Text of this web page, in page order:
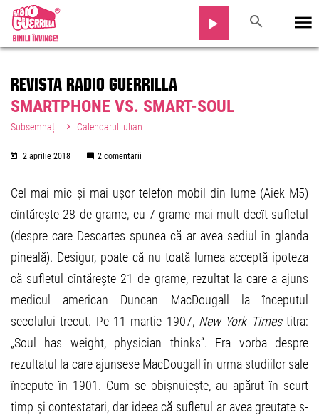
REVISTA RADIO GUERRILLA
SMARTPHONE VS. SMART-SOUL
Subsemnații Calendarul iulian
2 aprilie 2018 2 comentarii
Cel mai mic și mai ușor telefon mobil din lume (Aiek M5)
cîntărește 28 de grame, cu 7 grame mai mult decît sufletul
(despre care Descartes spunea că ar avea sediul în glanda
pineală). Desigur, poate că nu toată lumea acceptă ipoteza
că sufletul cîntărește 21 de grame, rezultat la care a ajuns
medicul american Duncan MacDougall la începutul
secolului trecut. Pe 11 martie 1907, New York Timestitra:
„Soul has weight, physician thinks“. Era vorba despre
rezultatul la care ajunsese MacDougall în urma studiilor sale
începute în 1901. Cum se obișnuiește, au apărut în scurt
timp și contestatari, dar ideea că sufletul ar avea greutate s-